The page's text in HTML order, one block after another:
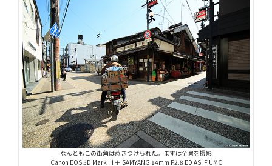
なんともこの街角は惹きつけられた。まずは全景を撮影
Canon EOS 5D Mark III ＋ SAMYANG 14mm F2.8 ED AS IF UMC